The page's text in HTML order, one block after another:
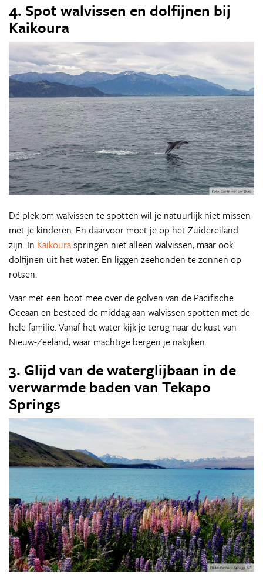
4. Spot walvissen en dolfijnen bij
Kaikoura
Dé plek om walvissen te spotten wil je natuurlijk niet missen
met je kinderen. En daarvoor moet je op het Zuidereiland
zijn. In Kaikouraspringen niet alleen walvissen, maar ook
dolfijnen uit het water. En liggen zeehonden te zonnen op
rotsen.
Vaar met een boot mee over de golven van de Pacifische
Oceaan en besteed de middag aan walvissen spotten met de
hele familie. Vanaf het water kijk je terug naar de kust van
Nieuw-Zeeland, waar machtige bergen je nakijken.
3. Glijd van de waterglijbaan in de
verwarmde baden van Tekapo
Springs